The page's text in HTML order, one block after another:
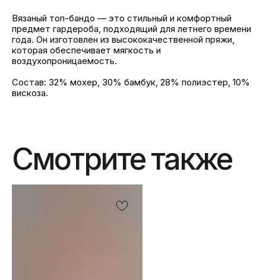
Вязаный топ-бандо — это стильный и комфортный
предмет гардероба, подходящий для летнего времени
года. Он изготовлен из высококачественной пряжи,
которая обеспечивает мягкость и
воздухопроницаемость.
Состав: 32% мохер, 30% бамбук, 28% полиэстер, 10%
вискоза.
Смотрите также